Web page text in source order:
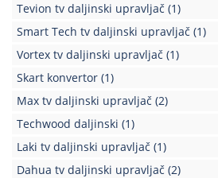
Tevion tv daljinski upravljač (1)
Smart Tech tv daljinski upravljač (1)
Vortex tv daljinski upravljač (1)
Skart konvertor (1)
Max tv daljinski upravljač (2)
Techwood daljinski (1)
Laki tv daljinski upravljač (1)
Dahua tv daljinski upravljač (2)